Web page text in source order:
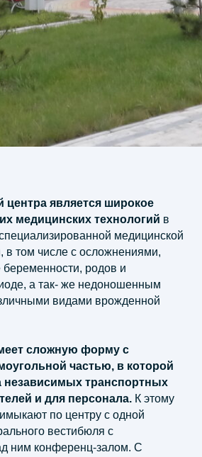
центра является широкое
медицинских технологий в
медицинской
том числе с осложнениями,
родов и
а так- же недоношенным
видами врожденной
сложную форму с
частью, в которой
транспортных
и для персонала. К этому
по центру с одной
вестибюля с
ним конференц-залом. С